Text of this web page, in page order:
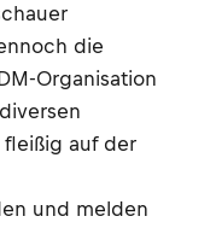
die
Organisation
auf der
und melden